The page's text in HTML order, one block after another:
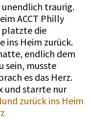
unendlich traurig.
ACCT Philly
platzte die
ins Heim zurück.
endlich dem
sein, musste
es das Herz.
und starrte nur
zurück ins Heim